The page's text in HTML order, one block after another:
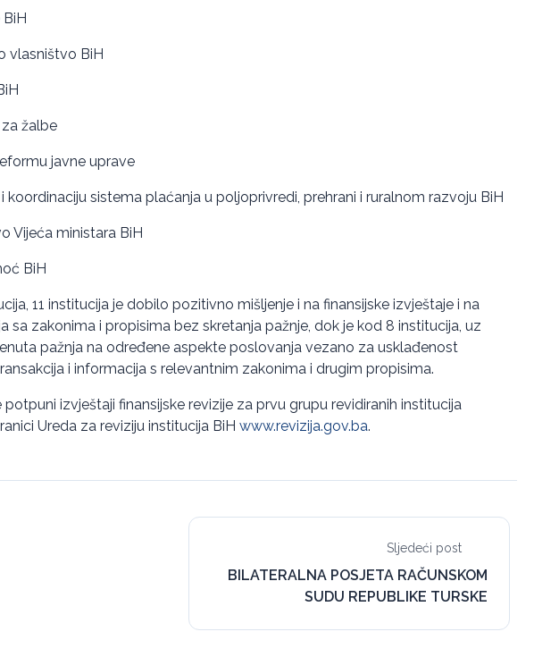
vlasništvo BiH
žalbe
javne uprave
koordinaciju sistema plaćanja u poljoprivredi, prehrani i ruralnom razvoju BiH
Vijeća ministara BiH
BiH
11 institucija je dobilo pozitivno mišljenje i na finansijske izvještaje i na
sa zakonima i propisima bez skretanja pažnje, dok je kod 8 institucija, uz
pažnja na određene aspekte poslovanja vezano za usklađenost
i informacija s relevantnim zakonima i drugim propisima.
izvještaji finansijske revizije za prvu grupu revidiranih institucija
Ureda za reviziju institucija BiH www.revizija.gov.ba.
Sljedeći post
BILATERALNA POSJETA RAČUNSKOM
SUDU REPUBLIKE TURSKE